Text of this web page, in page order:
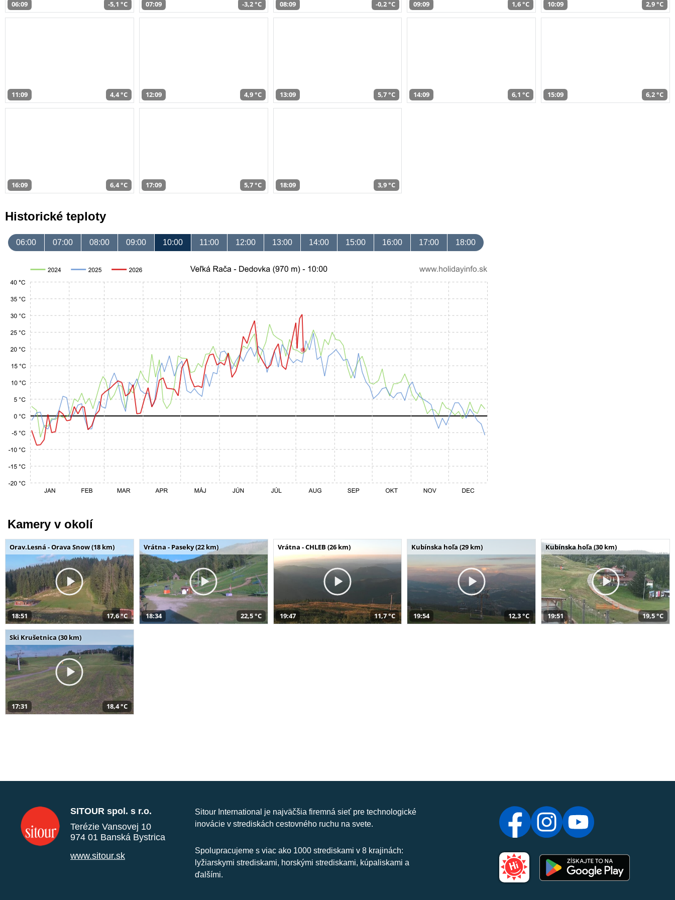
06:09 -5,1 °C 07:09 -3,2 °C 08:09 -0,2 °C 09:09 1,6 °C 10:09 2,9 °C
11:09 4,4 °C 12:09 4,9 °C 13:09 5,7 °C 14:09 6,1 °C 15:09 6,2 °C
16:09 6,4 °C 17:09 5,7 °C 18:09 3,9 °C
Historické teploty
06:00 07:00 08:00 09:00 10:00 11:00 12:00 13:00 14:00 15:00 16:00 17:00 18:00
Kamery v okolí
Orav.Lesná - Orava Snow (18 km)
18:51 17,6 °C
Vrátna - Paseky (22 km)
18:34 22,5 °C
Vrátna - CHLEB (26 km)
19:47 11,7 °C
Kubínska hoľa (29 km)
19:54 12,3 °C
Kubínska hoľa (30 km)
19:51 19,5 °C
Ski Krušetnica (30 km)
17:31 18,4 °C
SITOUR spol. s r.o.
Terézie Vansovej 10
974 01 Banská Bystrica
www.sitour.sk
Sitour International je najväčšia firemná sieť pre technologické
inovácie v strediskách cestovného ruchu na svete.
Spolupracujeme s viac ako 1000 strediskami v 8 krajinách:
lyžiarskymi strediskami, horskými strediskami, kúpaliskami a
ďalšími.